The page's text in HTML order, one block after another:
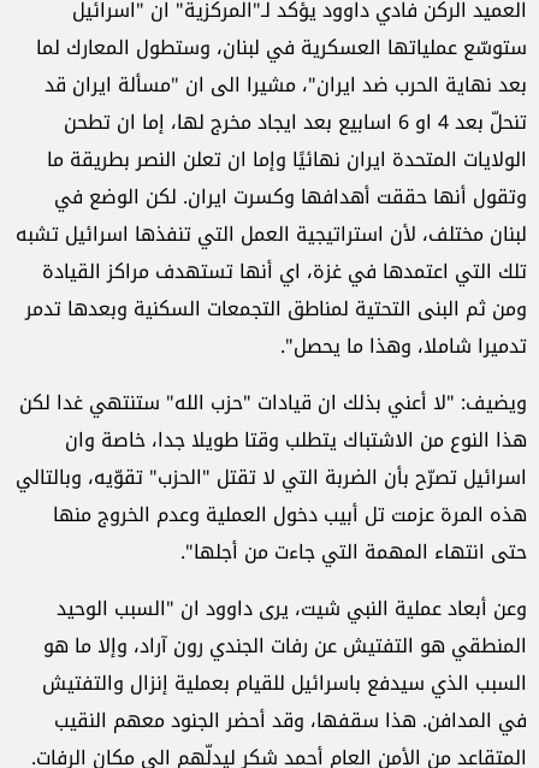
العميد الركن فادي داوود يؤكد لـ"المركزية" ان "اسرائيل
ستوسّع عملياتها العسكرية في لبنان، وستطول المعارك لما
بعد نهاية الحرب ضد ايران"، مشيرا الى ان "مسألة ايران قد
تنحلّ بعد 4 او 6 اسابيع بعد ايجاد مخرج لها، إما ان تطحن
الولايات المتحدة ايران نهائيًا وإما ان تعلن النصر بطريقة ما
وتقول أنها حققت أهدافها وكسرت ايران. لكن الوضع في
لبنان مختلف، لأن استراتيجية العمل التي تنفذها اسرائيل تشبه
تلك التي اعتمدها في غزة، اي أنها تستهدف مراكز القيادة
ومن ثم البنى التحتية لمناطق التجمعات السكنية وبعدها تدمر
تدميرا شاملا، وهذا ما يحصل".
ويضيف: "لا أعني بذلك ان قيادات "حزب الله" ستنتهي غدا لكن
هذا النوع من الاشتباك يتطلب وقتا طويلا جدا، خاصة وان
اسرائيل تصرّح بأن الضربة التي لا تقتل "الحزب" تقوّيه، وبالتالي
هذه المرة عزمت تل أبيب دخول العملية وعدم الخروج منها
حتى انتهاء المهمة التي جاءت من أجلها".
وعن أبعاد عملية النبي شيت، يرى داوود ان "السبب الوحيد
المنطقي هو التفتيش عن رفات الجندي رون آراد، وإلا ما هو
السبب الذي سيدفع باسرائيل للقيام بعملية إنزال والتفتيش
في المدافن. هذا سقفها، وقد أحضر الجنود معهم النقيب
المتقاعد من الأمن العام أحمد شكر ليدلّهم الى مكان الرفات.